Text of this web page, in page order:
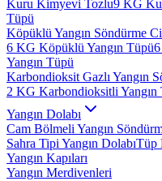
Kuru Kimyevi Tozlu9 KG
Tüpü
Köpüklü Yangın Söndürme
6 KG Köpüklü Yangın Tüpü
Yangın Tüpü
Karbondioksit Gazlı Yangın
2 KG Karbondioksitli Yangın
Yangın Dolabı
Cam Bölmeli Yangın
Sahra Tipi Yangın DolabıTüp
Yangın Kapıları
Yangın Merdivenleri